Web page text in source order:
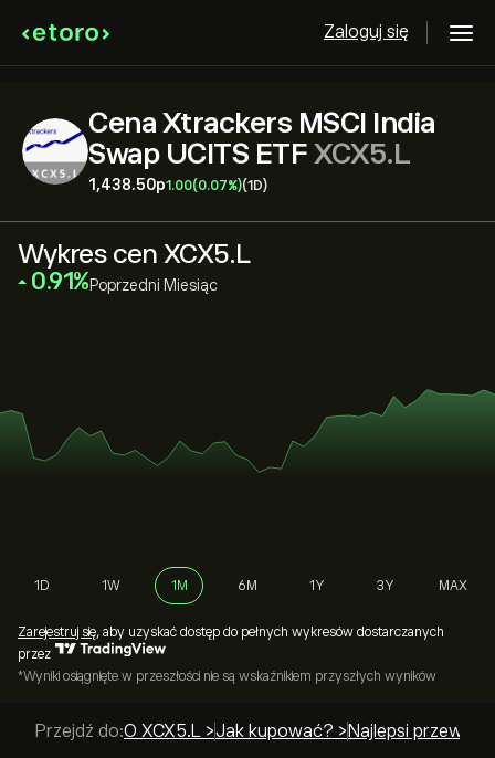
Zaloguj się
Cena Xtrackers MSCI India
Swap UCITS ETF XCX5.L
1,438.50‎p‎1.00(0.07%)(1D)
Wykres cen XCX5.L
‎0.91‎ Poprzedni Miesiąc
1D 1W 1M 6M 1Y 3Y MAX
Zarejestruj się, aby uzyskać dostęp do pełnych wykresów dostarczanych
przez
*Wyniki osiągnięte w przeszłości nie są wskaźnikiem przyszłych wyników
Przejdź do:O XCX5.L >Jak kupować? > Najlepsi